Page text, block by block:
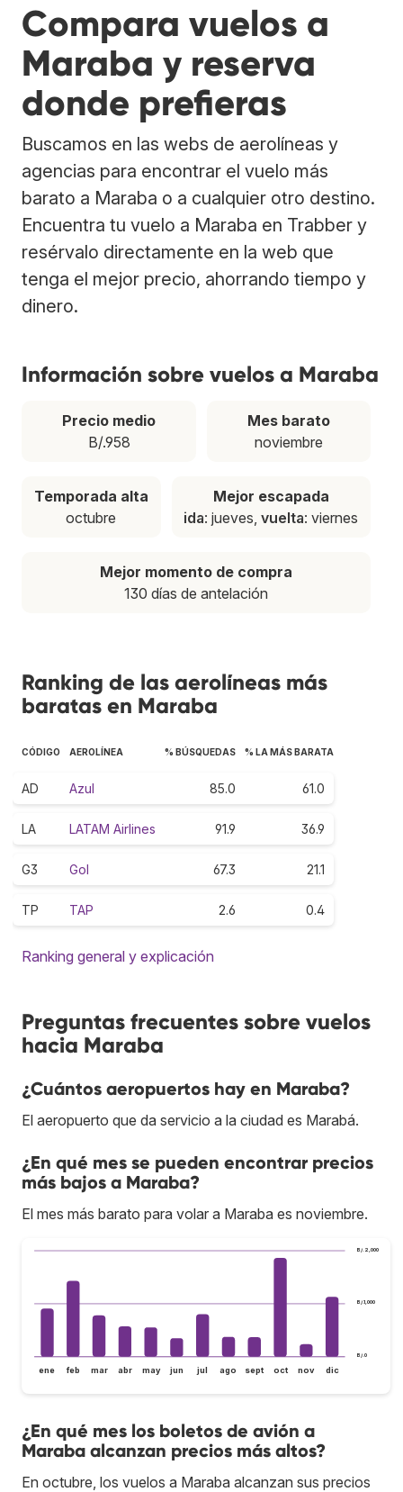
Compara vuelos a
Maraba y reserva
donde prefieras
Buscamos en las webs de aerolíneas y
agencias para encontrar el vuelo más
barato a Maraba o a cualquier otro destino.
Encuentra tu vuelo a Maraba en Trabber y
resérvalo directamente en la web que
tenga el mejor precio, ahorrando tiempo y
dinero.
Información sobre vuelos a Maraba
Precio medio
B/.958
Mes barato
noviembre
Temporada alta
octubre
Mejor escapada
ida: jueves,vuelta: viernes
Mejor momento de compra
130 días de antelación
Ranking de las aerolíneas más
baratas en Maraba
CÓDIGO AEROLÍNEA % BÚSQUEDAS % LA MÁS BARATA
AD Azul 85.0 61.0
LA LATAM Airlines 91.9 36.9
G3 Gol 67.3 21.1
TP TAP 2.6 0.4
Ranking general y explicación
Preguntas frecuentes sobre vuelos
hacia Maraba
¿Cuántos aeropuertos hay en Maraba?
El aeropuerto que da servicio a la ciudad es Marabá.
¿En qué mes se pueden encontrar precios
más bajos a Maraba?
El mes más barato para volar a Maraba es noviembre.
B/.0
B/.1,000
B/.2,000
ene feb mar abr may jun jul ago sept oct nov dic
¿En qué mes los boletos de avión a
Maraba alcanzan precios más altos?
En octubre, los vuelos a Maraba alcanzan sus precios